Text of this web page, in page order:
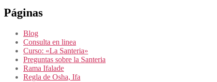
Páginas
Blog
Consulta en linea
Curso: «La Santeria»
Preguntas sobre la Santeria
Rama Ifalade
Regla de Osha, Ifa